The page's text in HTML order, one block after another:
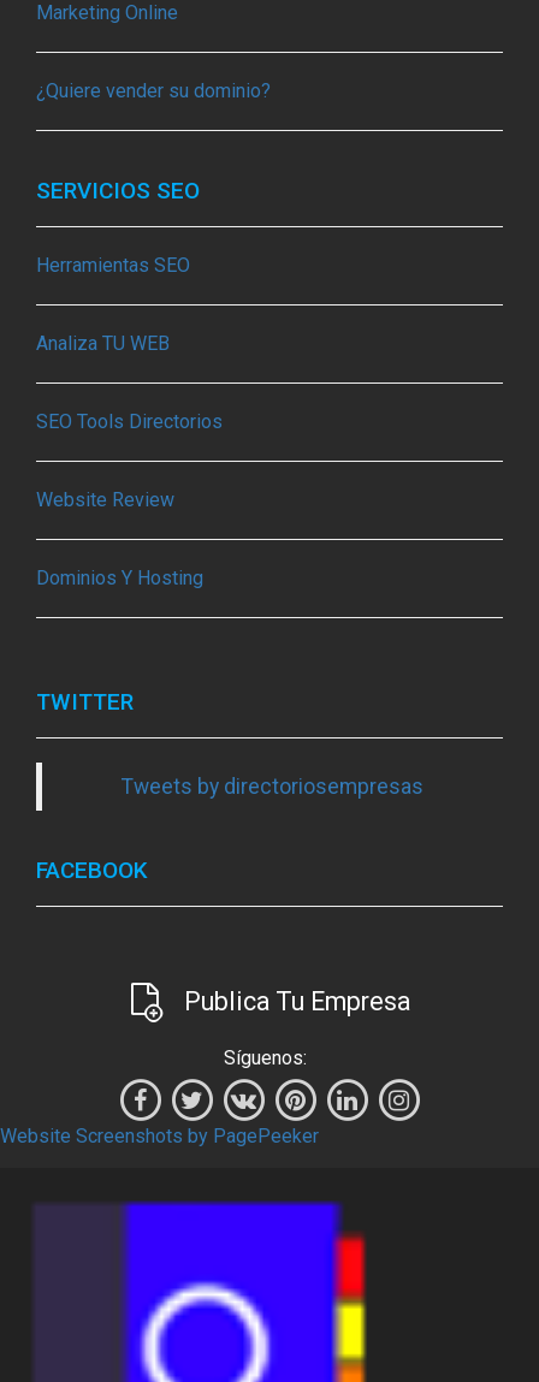
Marketing Online
¿Quiere vender su dominio?
SERVICIOS SEO
Herramientas SEO
Analiza TU WEB
SEO Tools Directorios
Website Review
Dominios Y Hosting
TWITTER
Tweets by directoriosempresas
FACEBOOK
Publica Tu Empresa
Síguenos:
Website Screenshots by PagePeeker